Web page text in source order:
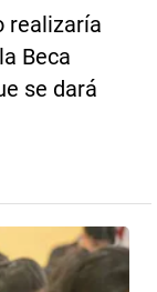
realizaría
Beca
se dará